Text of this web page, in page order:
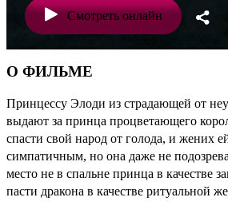
Смотреть онлайн
О ФИЛЬМЕ
Принцессу Элоди из страдающей от
выдают за принца процветающего
спасти свой народ от голода, и жених
симпатичным, но она даже не
место не в спальне принца в качестве
пасти дракона в качестве ритуальной